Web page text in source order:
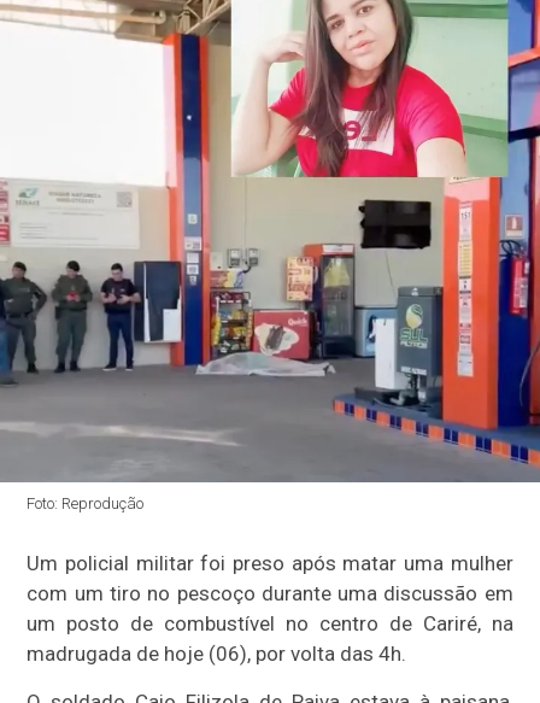
Foto: Reprodução
Um policial militar foi preso após matar uma mulher
com um tiro no pescoço durante uma discussão em
um posto de combustível no centro de Cariré, na
madrugada de hoje (06), por volta das 4h.